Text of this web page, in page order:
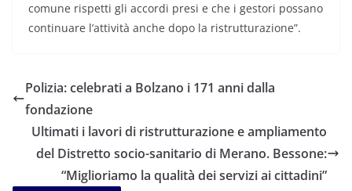
comune rispetti gli accordi presi e che i gestori possano
continuare l’attività anche dopo la ristrutturazione”.
Polizia: celebrati a Bolzano i 171 anni dalla
fondazione
Ultimati i lavori di ristrutturazione e ampliamento
del Distretto socio-sanitario di Merano. Bessone:
“Miglioriamo la qualità dei servizi ai cittadini”